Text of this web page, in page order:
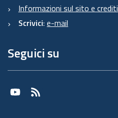
Informazioni sul sito e crediti
Scrivici: e-mail
Seguici su
Youtube
RSS